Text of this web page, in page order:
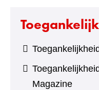
Magazine